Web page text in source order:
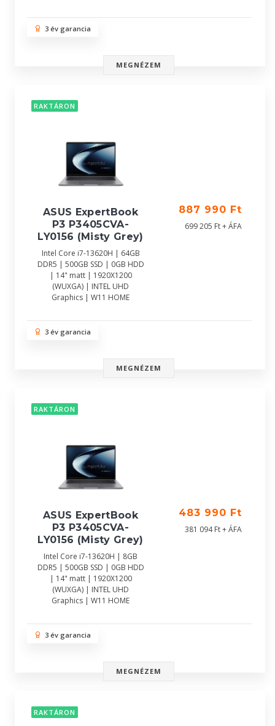
3 év garancia
MEGNÉZEM
RAKTÁRON
ASUS ExpertBook
P3 P3405CVA-
LY0156 (Misty Grey)
Intel Core i7-13620H | 64GB
DDR5 | 500GB SSD | 0GB HDD
| 14" matt | 1920X1200
(WUXGA) | INTEL UHD
Graphics | W11 HOME
887 990 Ft
699 205 Ft + ÁFA
3 év garancia
MEGNÉZEM
RAKTÁRON
ASUS ExpertBook
P3 P3405CVA-
LY0156 (Misty Grey)
Intel Core i7-13620H | 8GB
DDR5 | 500GB SSD | 0GB HDD
| 14" matt | 1920X1200
(WUXGA) | INTEL UHD
Graphics | W11 HOME
483 990 Ft
381 094 Ft + ÁFA
3 év garancia
MEGNÉZEM
RAKTÁRON